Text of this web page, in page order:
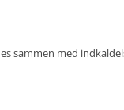
sammen med